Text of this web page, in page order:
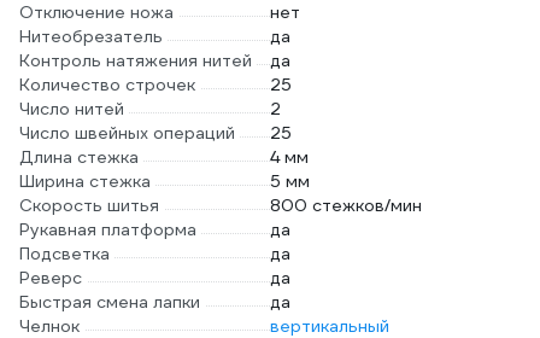
Отключение ножа
нет
Нитеобрезатель
да
Контроль натяжения нитей
да
Количество строчек
25
Число нитей
2
Число швейных операций
25
Длина стежка
4 мм
Ширина стежка
5 мм
Скорость шитья
800 стежков/мин
Рукавная платформа
да
Подсветка
да
Реверс
да
Быстрая смена лапки
да
Челнок
вертикальный